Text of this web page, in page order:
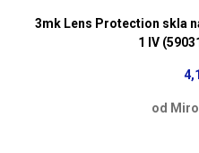
3mk Lens Protection skla
1 IV
od